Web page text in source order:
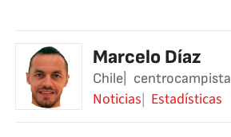
Marcelo Díaz
Chile centrocampista
Noticias Estadísticas